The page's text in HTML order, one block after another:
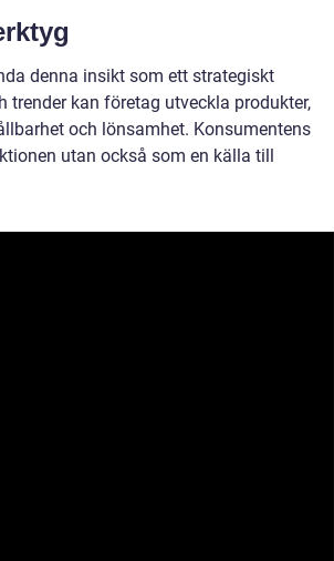
denna insikt som ett strategiskt
trender kan företag utveckla produkter,
och lönsamhet. Konsumentens
utan också som en källa till